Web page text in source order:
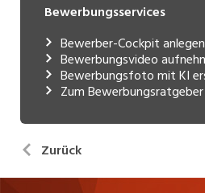
Bewerbungsservices
Bewerber-Cockpit anlegen
Bewerbungsvideo
Bewerbungsfoto mit KI
Zum Bewerbungsratgeber
Zurück